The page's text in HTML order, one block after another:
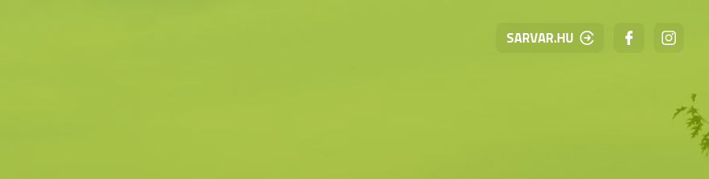
SARVAR.HU